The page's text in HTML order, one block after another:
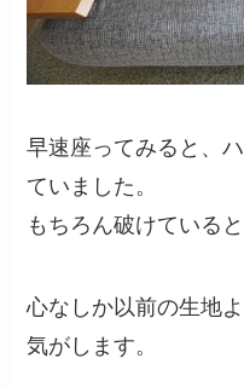
早速座ってみると、
ていました。
もちろん破けている
心なしか以前の生地
気がします。